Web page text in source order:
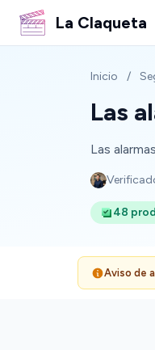
La Claqueta
Inicio /
Las
Las
48
Aviso de